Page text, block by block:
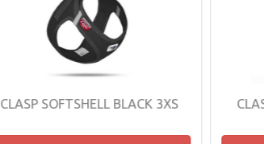
CLASP SOFTSHELL BLACK 3XS